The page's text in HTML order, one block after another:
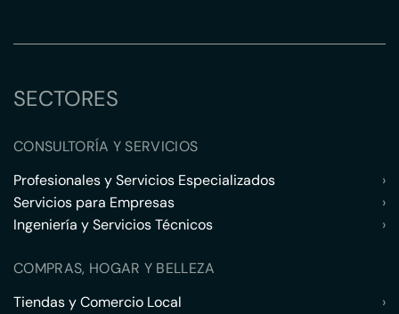
SECTORES
CONSULTORÍA Y SERVICIOS
Profesionales y Servicios Especializados
›
Servicios para Empresas
›
Ingeniería y Servicios Técnicos
›
COMPRAS, HOGAR Y BELLEZA
Tiendas y Comercio Local
›